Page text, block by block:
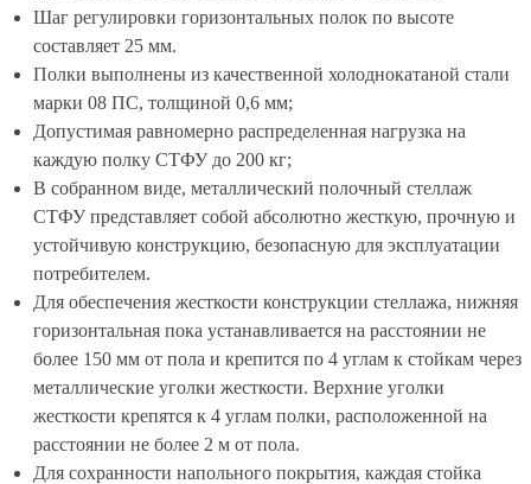
Шаг регулировки горизонтальных полок по высоте
составляет 25 мм.
Полки выполнены из качественной холоднокатаной стали
марки 08 ПС, толщиной 0,6 мм;
Допустимая равномерно распределенная нагрузка на
каждую полку СТФУ до 200 кг;
В собранном виде, металлический полочный стеллаж
СТФУ представляет собой абсолютно жесткую, прочную и
устойчивую конструкцию, безопасную для эксплуатации
потребителем.
Для обеспечения жесткости конструкции стеллажа, нижняя
горизонтальная пока устанавливается на расстоянии не
более 150 мм от пола и крепится по 4 углам к стойкам через
металлические уголки жесткости. Верхние уголки
жесткости крепятся к 4 углам полки, расположенной на
расстоянии не более 2 м от пола.
Для сохранности напольного покрытия, каждая стойка